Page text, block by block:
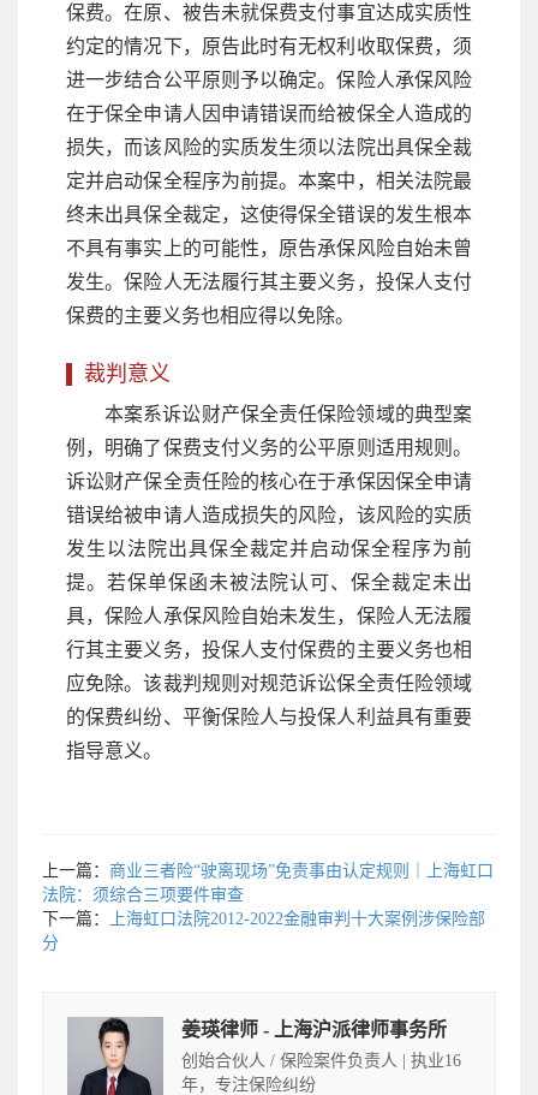
保费。在原、被告未就保费支付事宜达成实质性
约定的情况下，原告此时有无权利收取保费，须
进一步结合公平原则予以确定。保险人承保风险
在于保全申请人因申请错误而给被保全人造成的
损失，而该风险的实质发生须以法院出具保全裁
定并启动保全程序为前提。本案中，相关法院最
终未出具保全裁定，这使得保全错误的发生根本
不具有事实上的可能性，原告承保风险自始未曾
发生。保险人无法履行其主要义务，投保人支付
保费的主要义务也相应得以免除。
裁判意义
本案系诉讼财产保全责任保险领域的典型案
例，明确了保费支付义务的公平原则适用规则。
诉讼财产保全责任险的核心在于承保因保全申请
错误给被申请人造成损失的风险，该风险的实质
发生以法院出具保全裁定并启动保全程序为前
提。若保单保函未被法院认可、保全裁定未出
具，保险人承保风险自始未发生，保险人无法履
行其主要义务，投保人支付保费的主要义务也相
应免除。该裁判规则对规范诉讼保全责任险领域
的保费纠纷、平衡保险人与投保人利益具有重要
指导意义。
上一篇： 商业三者险“驶离现场”免责事由认定规则｜上海虹口
法院：须综合三项要件审查
下一篇：
上海虹口法院2012-2022金融审判十大案例涉保险部
分
姜瑛律师 - 上海沪派律师事务所
创始合伙人 / 保险案件负责人 | 执业16
年，专注保险纠纷